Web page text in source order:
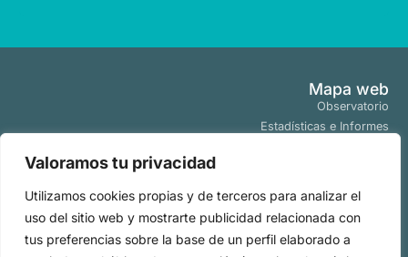
Valoramos tu privacidad
Utilizamos cookies propias y de terceros para analizar el
uso del sitio web y mostrarte publicidad relacionada con
tus preferencias sobre la base de un perfil elaborado a
Mapa web
Observatorio
Estadísticas e Informes
Tendencias
Políticas
Aviso Legal